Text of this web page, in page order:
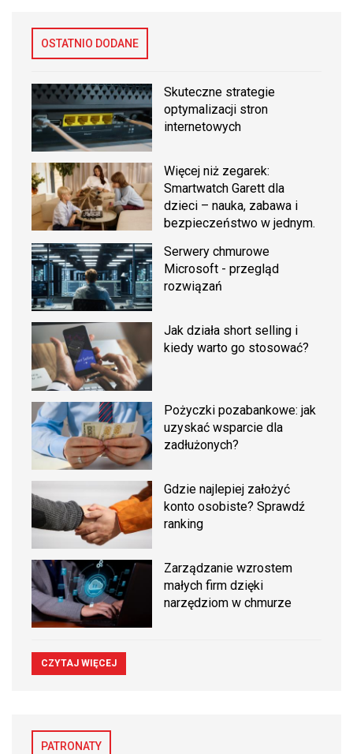
OSTATNIO DODANE
Skuteczne strategie
optymalizacji stron
internetowych
Więcej niż zegarek:
Smartwatch Garett dla
dzieci – nauka, zabawa i
bezpieczeństwo w jednym.
Serwery chmurowe
Microsoft - przegląd
rozwiązań
Jak działa short selling i
kiedy warto go stosować?
Pożyczki pozabankowe: jak
uzyskać wsparcie dla
zadłużonych?
Gdzie najlepiej założyć
konto osobiste? Sprawdź
ranking
Zarządzanie wzrostem
małych firm dzięki
narzędziom w chmurze
CZYTAJ WIĘCEJ
PATRONATY